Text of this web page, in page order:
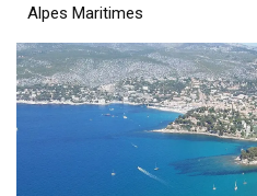
Alpes Maritimes